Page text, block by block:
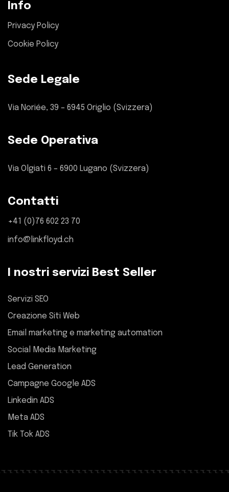
Info
Privacy Policy
Cookie Policy
Sede Legale
Via Noriée, 39 – 6945 Origlio (Svizzera)
Sede Operativa
Via Olgiati 6 – 6900 Lugano (Svizzera)
Contatti
+41 (0)76 602 23 70
info@linkfloyd.ch
I nostri servizi Best Seller
Servizi SEO
Creazione Siti Web
Email marketing e marketing automation
Social Media Marketing
Lead Generation
Campagne Google ADS
Linkedin ADS
Meta ADS
Tik Tok ADS